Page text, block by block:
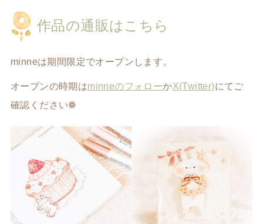
作品の通販はこちら
minneは期間限定でオープンします。
オープンの時期はminneのフォローかX(Twitter)にてご
確認ください❁